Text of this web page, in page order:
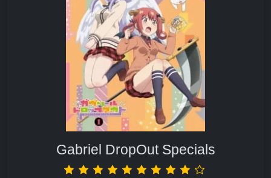
Gabriel DropOut Specials